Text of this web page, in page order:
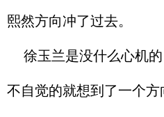
熙然方向冲了过去。
徐玉兰是没什么心机
不自觉的就想到了一个方